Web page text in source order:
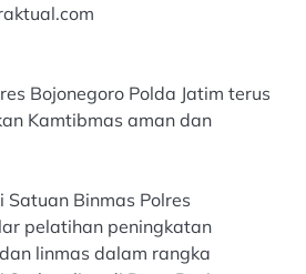
Bojonegoro Polda Jatim terus
Kamtibmas aman dan
Satuan Binmas Polres
pelatihan peningkatan
linmas dalam rangka